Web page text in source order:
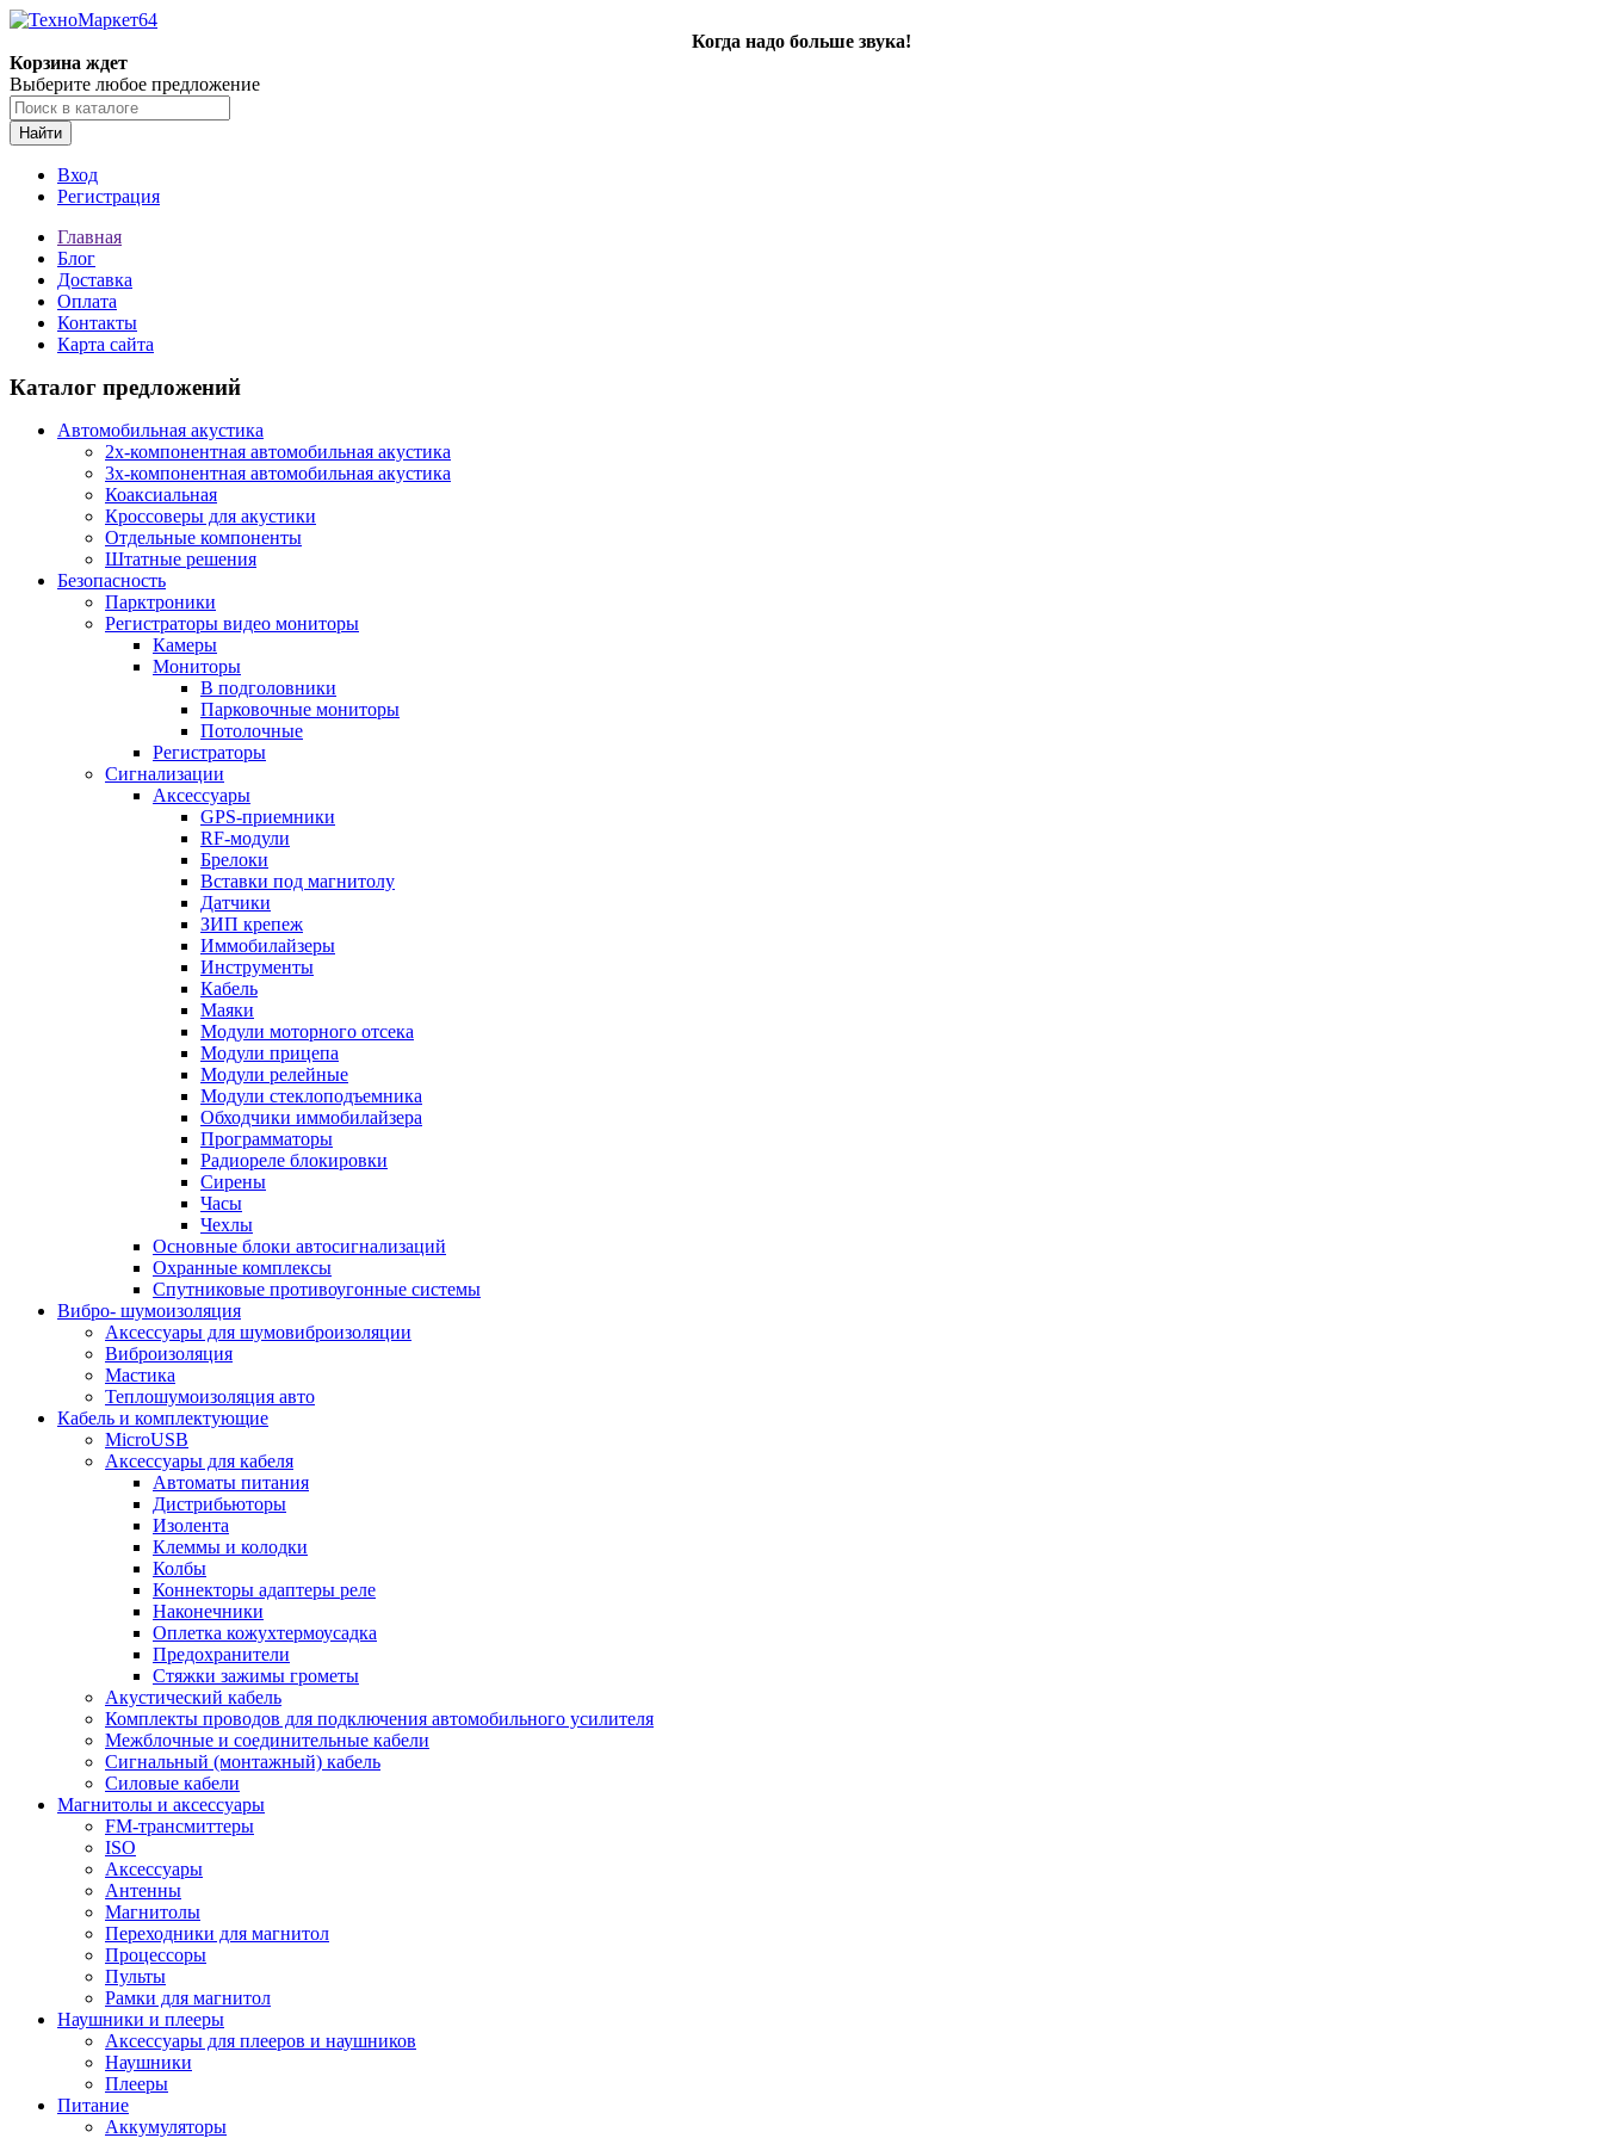
Когда надо больше звука!
Корзина ждет
Выберите любое предложение
Найти
Вход
Регистрация
Главная
Блог
Доставка
Оплата
Контакты
Карта сайта
Каталог предложений
Автомобильная акустика
2х-компонентная автомобильная акустика
3х-компонентная автомобильная акустика
Коаксиальная
Кроссоверы для акустики
Отдельные компоненты
Штатные решения
Безопасность
Парктроники
Регистраторы видео мониторы
Камеры
Мониторы
В подголовники
Парковочные мониторы
Потолочные
Регистраторы
Сигнализации
Аксессуары
GPS-приемники
RF-модули
Брелоки
Вставки под магнитолу
Датчики
ЗИП крепеж
Иммобилайзеры
Инструменты
Кабель
Маяки
Модули моторного отсека
Модули прицепа
Модули релейные
Модули стеклоподъемника
Обходчики иммобилайзера
Программаторы
Радиореле блокировки
Сирены
Часы
Чехлы
Основные блоки автосигнализаций
Охранные комплексы
Спутниковые противоугонные системы
Вибро- шумоизоляция
Аксессуары для шумовиброизоляции
Виброизоляция
Мастика
Теплошумоизоляция авто
Кабель и комплектующие
MicroUSB
Аксессуары для кабеля
Автоматы питания
Дистрибьюторы
Изолента
Клеммы и колодки
Колбы
Коннекторы адаптеры реле
Наконечники
Оплетка кожухтермоусадка
Предохранители
Стяжки зажимы грометы
Акустический кабель
Комплекты проводов для подключения автомобильного усилителя
Межблочные и соединительные кабели
Сигнальный (монтажный) кабель
Силовые кабели
Магнитолы и аксессуары
FM-трансмиттеры
ISO
Аксессуары
Антенны
Магнитолы
Переходники для магнитол
Процессоры
Пульты
Рамки для магнитол
Наушники и плееры
Аксессуары для плееров и наушников
Наушники
Плееры
Питание
Аккумуляторы